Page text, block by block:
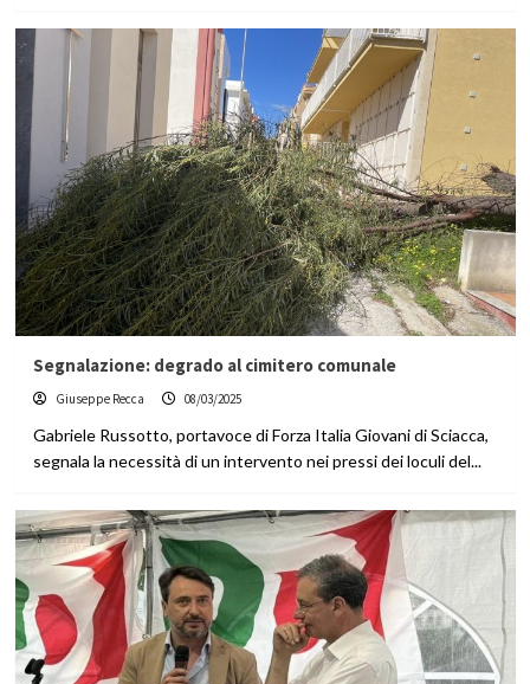
Segnalazione: degrado al cimitero comunale
Giuseppe Recca 08/03/2025
Gabriele Russotto, portavoce di Forza Italia Giovani di Sciacca,
segnala la necessità di un intervento nei pressi dei loculi del...